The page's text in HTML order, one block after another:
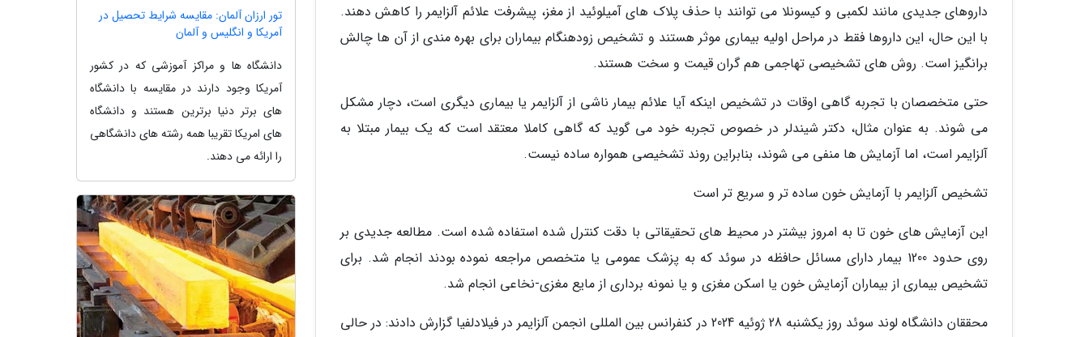
داروهای جدیدی مانند لکمبی و کیسونلا می توانند با حذف پلاک های آمیلوئید از مغز، پیشرفت علائم آلزایمر را کاهش دهند.
با این حال، این داروها فقط در مراحل اولیه بیماری موثر هستند و تشخیص زودهنگام بیماران برای بهره مندی از آن ها چالش
برانگیز است. روش های تشخیصی تهاجمی هم گران قیمت و سخت هستند.
حتی متخصصان با تجربه گاهی اوقات در تشخیص اینکه آیا علائم بیمار ناشی از آلزایمر یا بیماری دیگری است، دچار مشکل
می شوند. به عنوان مثال، دکتر شیندلر در خصوص تجربه خود می گوید که گاهی کاملا معتقد است که یک بیمار مبتلا به
آلزایمر است، اما آزمایش ها منفی می شوند، بنابراین روند تشخیصی همواره ساده نیست.
تشخیص آلزایمر با آزمایش خون ساده تر و سریع تر است
این آزمایش های خون تا به امروز بیشتر در محیط های تحقیقاتی با دقت کنترل شده استفاده شده است. مطالعه جدیدی بر
روی حدود 1200 بیمار دارای مسائل حافظه در سوئد که به پزشک عمومی یا متخصص مراجعه نموده بودند انجام شد. برای
تشخیص بیماری از بیماران آزمایش خون یا اسکن مغزی و یا نمونه برداری از مایع مغزی-نخاعی انجام شد.
محققان دانشگاه لوند سوئد روز یکشنبه 28 ژوئیه 2024 در کنفرانس بین المللی انجمن آلزایمر در فیلادلفیا گزارش دادند: در حالی
تور ارزان آلمان: مقایسه شرایط تحصیل در
آمریکا و انگلیس و آلمان
دانشگاه ها و مراکز آموزشی که در کشور
آمریکا وجود دارند در مقایسه با دانشگاه
های برتر دنیا برترین هستند و دانشگاه
های امریکا تقریبا همه رشته های دانشگاهی
را ارائه می دهند.